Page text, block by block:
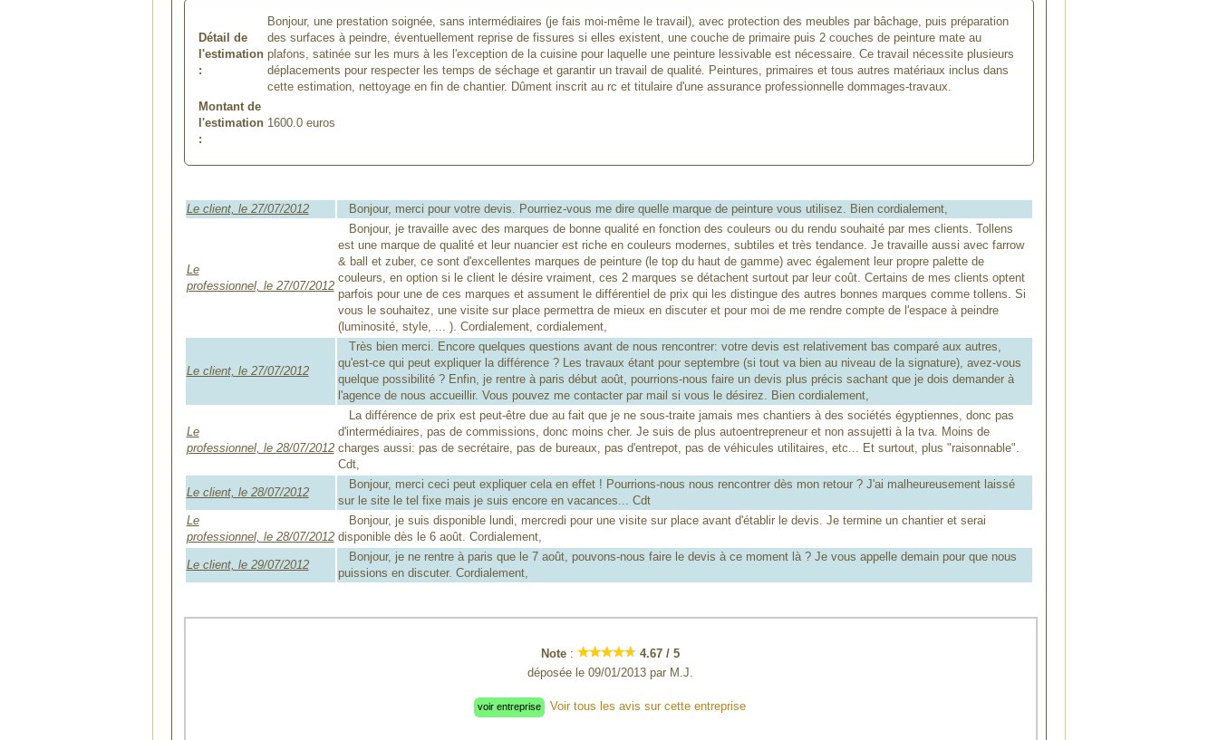
Détail de
l'estimation
:
Bonjour, une prestation soignée, sans intermédiaires (je fais moi-même le travail), avec protection des meubles par bâchage, puis préparation
des surfaces à peindre, éventuellement reprise de fissures si elles existent, une couche de primaire puis 2 couches de peinture mate au
plafons, satinée sur les murs à les l'exception de la cuisine pour laquelle une peinture lessivable est nécessaire. Ce travail nécessite plusieurs
déplacements pour respecter les temps de séchage et garantir un travail de qualité. Peintures, primaires et tous autres matériaux inclus dans
cette estimation, nettoyage en fin de chantier. Dûment inscrit au rc et titulaire d'une assurance professionnelle dommages-travaux.
Montant de
l'estimation
:
1600.0 euros
Le client, le 27/07/2012 Bonjour, merci pour votre devis. Pourriez-vous me dire quelle marque de peinture vous utilisez. Bien cordialement,
Le
professionnel, le 27/07/2012
Bonjour, je travaille avec des marques de bonne qualité en fonction des couleurs ou du rendu souhaité par mes clients. Tollens
est une marque de qualité et leur nuancier est riche en couleurs modernes, subtiles et très tendance. Je travaille aussi avec farrow
& ball et zuber, ce sont d'excellentes marques de peinture (le top du haut de gamme) avec également leur propre palette de
couleurs, en option si le client le désire vraiment, ces 2 marques se détachent surtout par leur coût. Certains de mes clients optent
parfois pour une de ces marques et assument le différentiel de prix qui les distingue des autres bonnes marques comme tollens. Si
vous le souhaitez, une visite sur place permettra de mieux en discuter et pour moi de me rendre compte de l'espace à peindre
(luminosité, style, ... ). Cordialement, cordialement,
Le client, le 27/07/2012
Très bien merci. Encore quelques questions avant de nous rencontrer: votre devis est relativement bas comparé aux autres,
qu'est-ce qui peut expliquer la différence ? Les travaux étant pour septembre (si tout va bien au niveau de la signature), avez-vous
quelque possibilité ? Enfin, je rentre à paris début août, pourrions-nous faire un devis plus précis sachant que je dois demander à
l'agence de nous accueillir. Vous pouvez me contacter par mail si vous le désirez. Bien cordialement,
Le
professionnel, le 28/07/2012
La différence de prix est peut-être due au fait que je ne sous-traite jamais mes chantiers à des sociétés égyptiennes, donc pas
d'intermédiaires, pas de commissions, donc moins cher. Je suis de plus autoentrepreneur et non assujetti à la tva. Moins de
charges aussi: pas de secrétaire, pas de bureaux, pas d'entrepot, pas de véhicules utilitaires, etc... Et surtout, plus "raisonnable".
Cdt,
Le client, le 28/07/2012
Bonjour, merci ceci peut expliquer cela en effet ! Pourrions-nous nous rencontrer dès mon retour ? J'ai malheureusement laissé
sur le site le tel fixe mais je suis encore en vacances... Cdt
Le
professionnel, le 28/07/2012
Bonjour, je suis disponible lundi, mercredi pour une visite sur place avant d'établir le devis. Je termine un chantier et serai
disponible dès le 6 août. Cordialement,
Le client, le 29/07/2012
Bonjour, je ne rentre à paris que le 7 août, pouvons-nous faire le devis à ce moment là ? Je vous appelle demain pour que nous
puissions en discuter. Cordialement,
Note : 4.67 /5
déposée le09/01/2013 par M.J.
voir entreprise Voir tous les avis sur cette entreprise